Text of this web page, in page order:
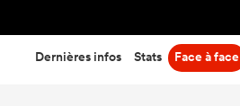
Dernières infos Stats Face à face